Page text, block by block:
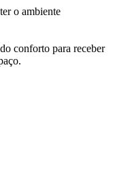
o ambiente
conforto para receber